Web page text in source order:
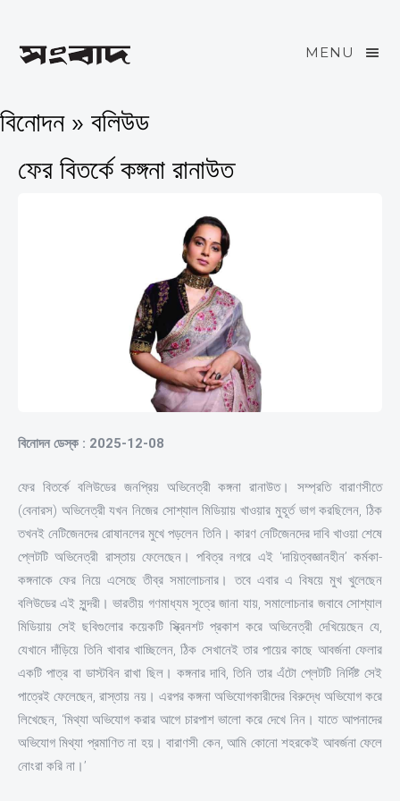
MENU
বিনোদন » বলিউড
ফের বিতর্কে কঙ্গনা রানাউত
বিনোদন ডেস্ক : 2025-12-08
ফের বিতর্কে বলিউডের জনপ্রিয় অভিনেত্রী কঙ্গনা রানাউত। সম্প্রতি বারাণসীতে
(বেনারস) অভিনেত্রী যখন নিজের সোশ্যাল মিডিয়ায় খাওয়ার মুহূর্ত ভাগ করছিলেন, ঠিক
তখনই নেটিজেনদের রোষানলের মুখে পড়লেন তিনি। কারণ নেটিজেনদের দাবি খাওয়া শেষে
প্লেটটি অভিনেত্রী রাস্তায় ফেলেছেন। পবিত্র নগরে এই ‘দায়িত্বজ্ঞানহীন’ কর্মকা-
কঙ্গনাকে ফের নিয়ে এসেছে তীব্র সমালোচনার। তবে এবার এ বিষয়ে মুখ খুলেছেন
বলিউডের এই সুন্দরী। ভারতীয় গণমাধ্যম সূত্রে জানা যায়, সমালোচনার জবাবে সোশ্যাল
মিডিয়ায় সেই ছবিগুলোর কয়েকটি স্ক্রিনশট প্রকাশ করে অভিনেত্রী দেখিয়েছেন যে,
যেখানে দাঁড়িয়ে তিনি খাবার খাচ্ছিলেন, ঠিক সেখানেই তার পায়ের কাছে আবর্জনা ফেলার
একটি পাত্র বা ডাস্টবিন রাখা ছিল। কঙ্গনার দাবি, তিনি তার এঁটো প্লেটটি নির্দিষ্ট সেই
পাত্রেই ফেলেছেন, রাস্তায় নয়। এরপর কঙ্গনা অভিযোগকারীদের বিরুদ্ধে অভিযোগ করে
লিখেছেন, ‘মিথ্যা অভিযোগ করার আগে চারপাশ ভালো করে দেখে নিন। যাতে আপনাদের
অভিযোগ মিথ্যা প্রমাণিত না হয়। বারাণসী কেন, আমি কোনো শহরকেই আবর্জনা ফেলে
নোংরা করি না।’